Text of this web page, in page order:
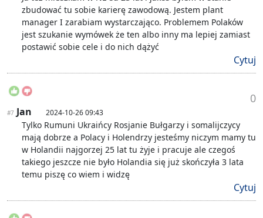
zbudować tu sobie karierę zawodową. Jestem plant
manager I zarabiam wystarczająco. Problemem Polaków
jest szukanie wymówek że ten albo inny ma lepiej zamiast
postawić sobie cele i do nich dążyć
Cytuj
0
#7 Jan 2024-10-26 09:43
Tylko Rumuni Ukraińcy Rosjanie Bułgarzy i somalijczycy
mają dobrze a Polacy i Holendrzy jesteśmy niczym mamy tu
w Holandii najgorzej 25 lat tu żyje i pracuje ale czegoś
takiego jeszcze nie było Holandia się już skończyła 3 lata
temu piszę co wiem i widzę
Cytuj